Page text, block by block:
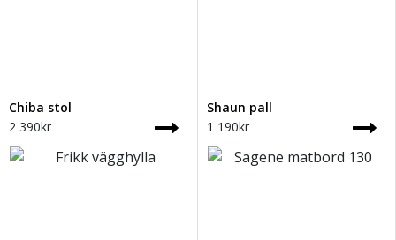
Chiba stol
2 390kr
Shaun pall
1 190kr